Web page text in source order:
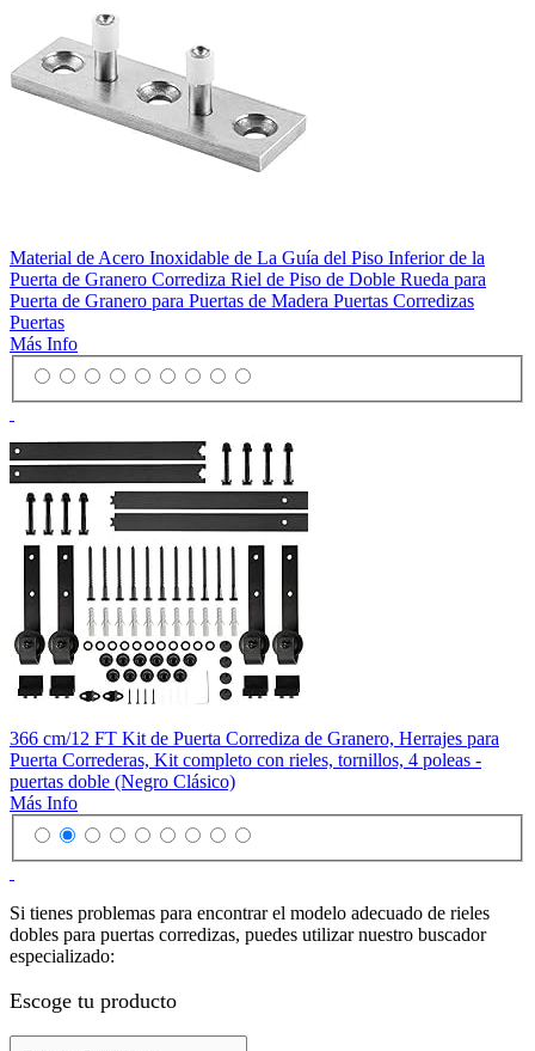
Material de Acero Inoxidable de La Guía del Piso Inferior de la
Puerta de Granero Corrediza Riel de Piso de Doble Rueda para
Puerta de Granero para Puertas de Madera Puertas Corredizas
Puertas
Más Info
366 cm/12 FT Kit de Puerta Corrediza de Granero, Herrajes para
Puerta Correderas, Kit completo con rieles, tornillos, 4 poleas -
puertas doble (Negro Clásico)
Más Info
Si tienes problemas para encontrar el modelo adecuado de rieles
dobles para puertas corredizas, puedes utilizar nuestro buscador
especializado:
Escoge tu producto